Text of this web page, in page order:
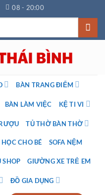
08 - 20:00
BÀN TRANG ĐIỂM
BÀN LÀM VIỆC KỆ TI VI
TỦ THỜ BÀN THỜ
CHO BÉ SOFA NỆM
SHOP GIƯỜNG XE TRẺ EM
ĐỒ GIA DỤNG